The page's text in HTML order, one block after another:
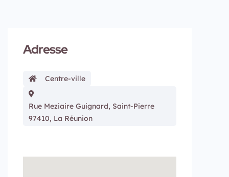
Adresse
Centre-ville
Rue Meziaire Guignard, Saint-Pierre
97410, La Réunion